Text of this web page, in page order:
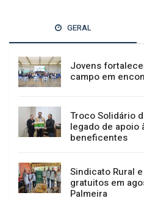
GERAL
Jovens
campo em
Troco Solidário
legado de apoio
beneficentes
Sindicato Rural
gratuitos em
Palmeira